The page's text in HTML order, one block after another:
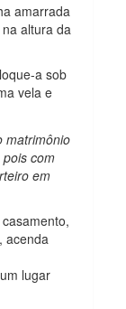
amarrada
altura da
a sob
vela e
matrimônio
com
em
acenda
lugar